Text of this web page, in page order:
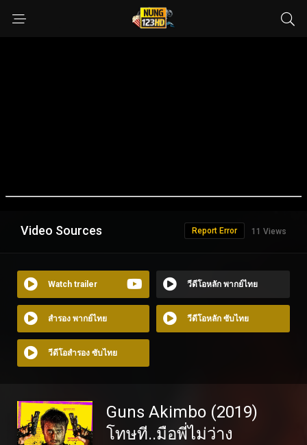
Video Sources 11 Views
Report Error
Watch trailer วีดีโอหลัก พากย์ไทย
สำรอง พากย์ไทย วีดีโอหลัก ซับไทย
วีดีโอสำรอง ซับไทย
Guns Akimbo (2019)
โทษที..มือพี่ไม่ว่าง